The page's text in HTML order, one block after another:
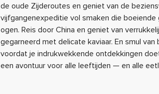
de oude Zijderoutes en geniet van de
vijfgangenexpeditie vol smaken die
ogen. Reis door China en geniet van
gegarneerd met delicate kaviaar. En smul
voordat je indrukwekkende ontdekkingen
een avontuur voor alle leeftijden — en alle